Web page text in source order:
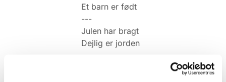
Et barn er født
---
Julen har bragt
Dejlig er jorden